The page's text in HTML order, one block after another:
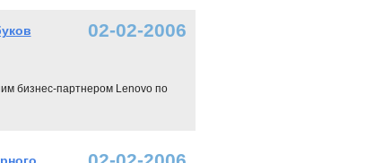
02-02-2006
бизнес-партнером Lenovo по